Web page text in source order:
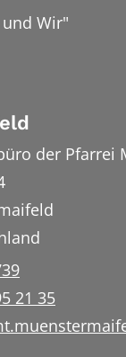
Wir"
der Pfarrei
21 35